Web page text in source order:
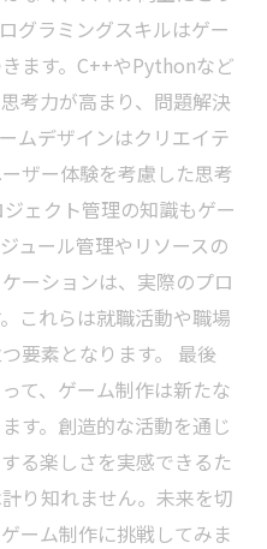
グラミングスキルはゲー
ます。C++やPythonなど
考力が高まり、問題解決
ムデザインはクリエイテ
ザー体験を考慮した思考
ェクト管理の知識もゲー
ュール管理やリソースの
ーションは、実際のプロ
これらは就職活動や職場
要素となります。 最後
て、ゲーム制作は新たな
す。創造的な活動を通じ
る楽しさを実感できるた
り知れません。未来を切
ーム制作に挑戦してみま